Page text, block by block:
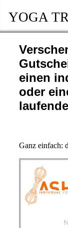
YOGA
einen
oder
Ganz einfach: